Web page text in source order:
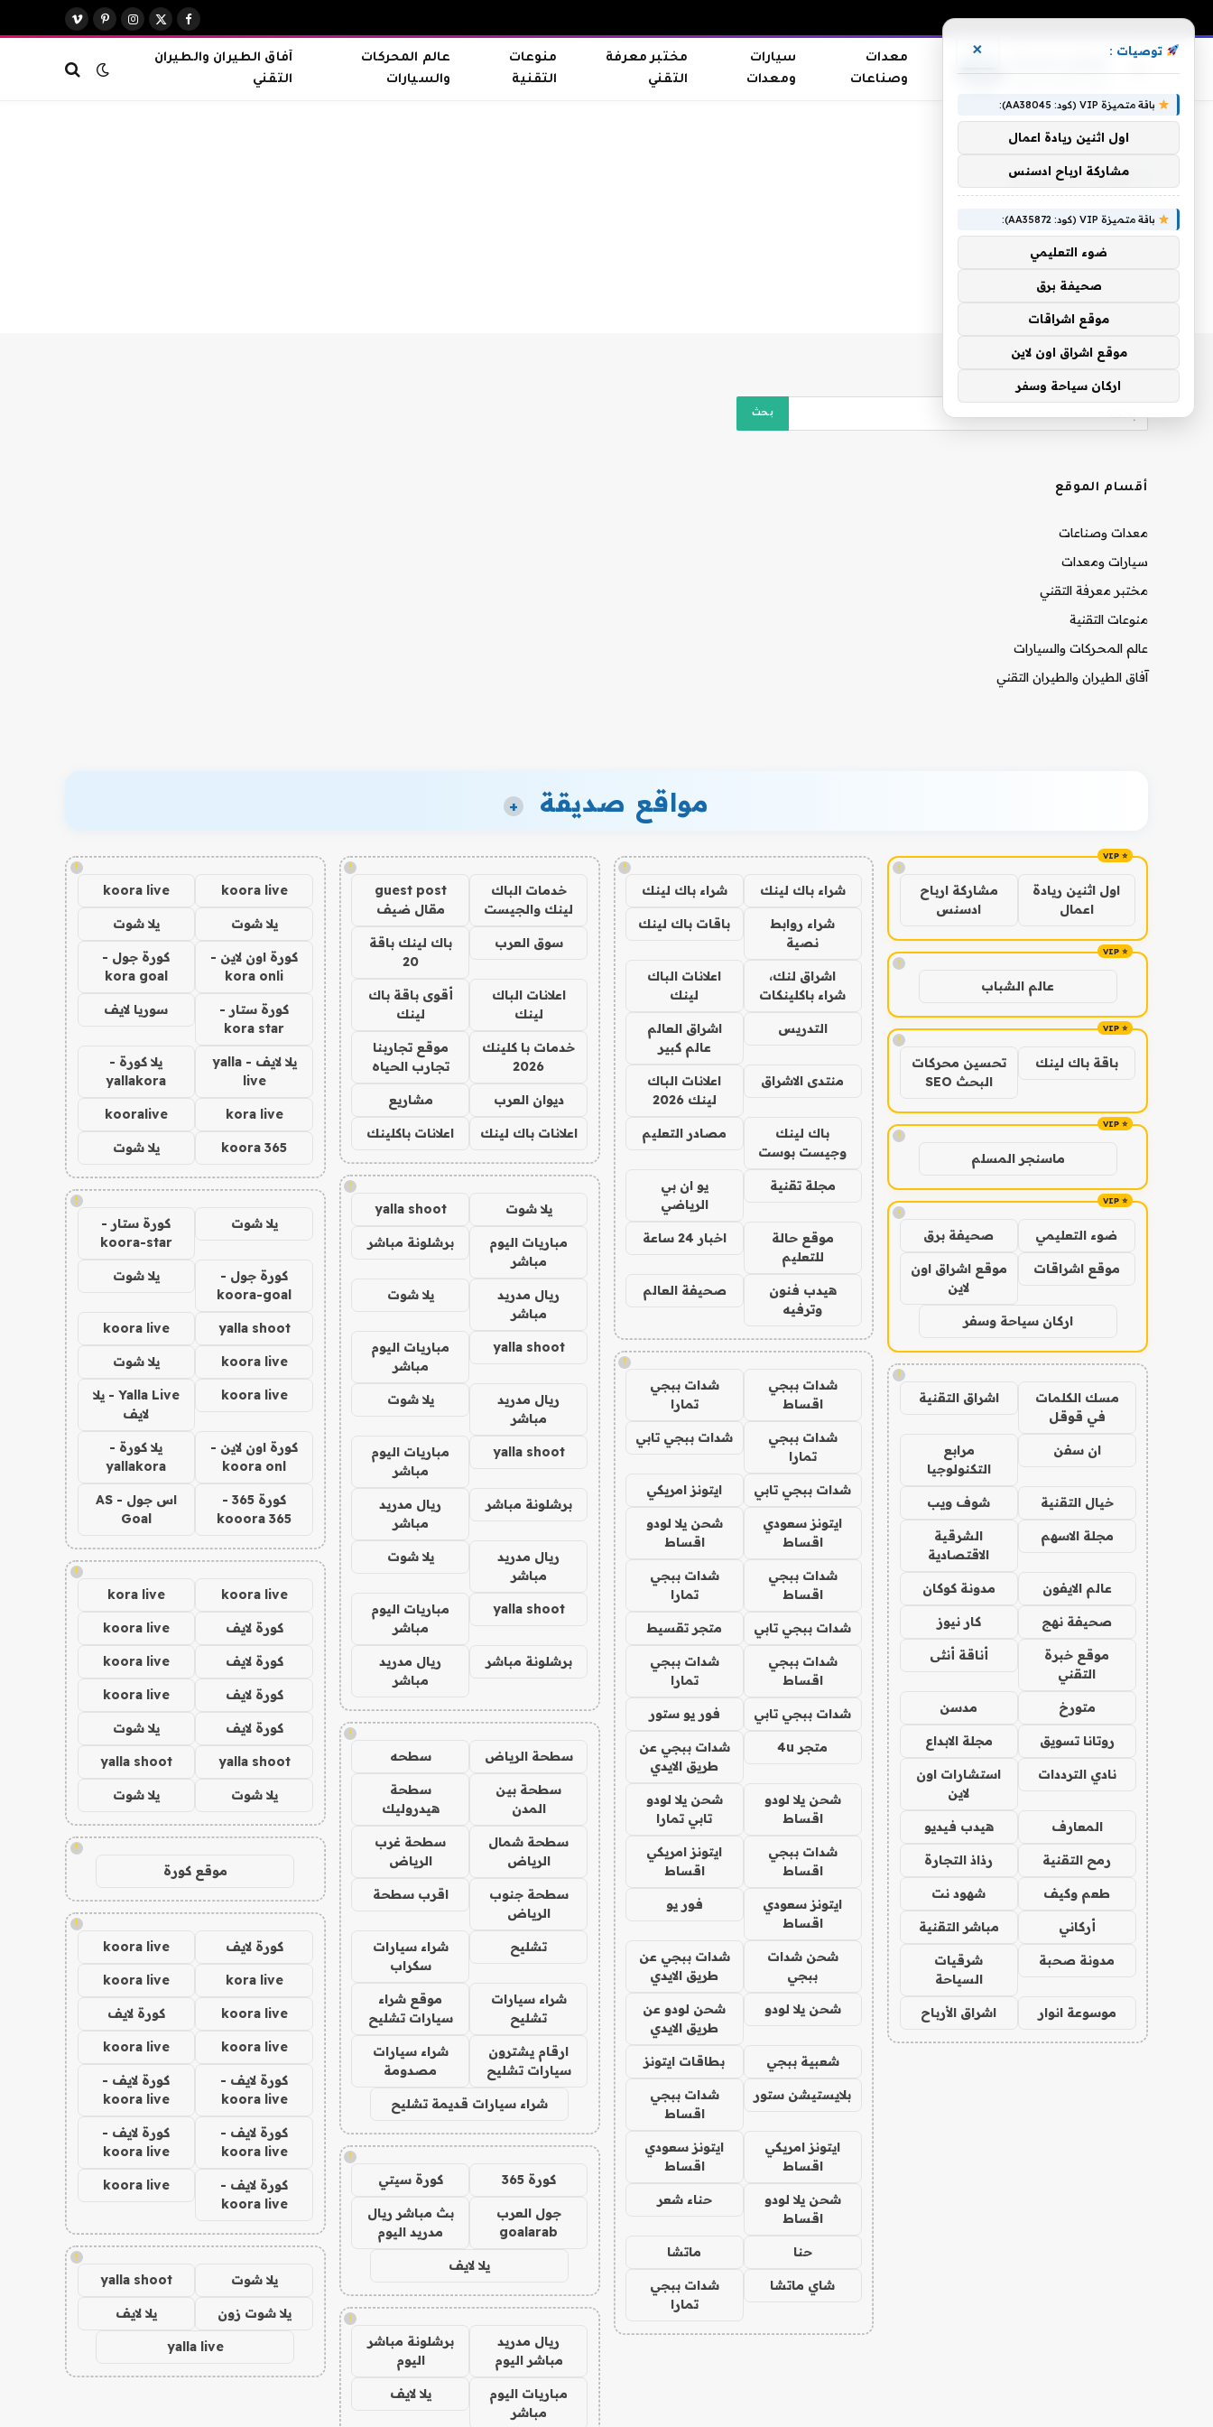
فيسبوك
X
الانستغرامبينتيريست
فيميو
معدات
وصناعات
سيارات
ومعدات
مختبر معرفة
التقني
منوعات
التقنية
عالم المحركات
والسيارات
آفاق الطيران والطيران
التقني
فوائد السمسم
أقسام الموقع
معدات وصناعات
سيارات ومعدات
مختبر معرفة التقني
منوعات التقنية
عالم المحركات والسيارات
آفاق الطيران والطيران التقني
مواقع صديقة +
!
اول اثنين ريادة
اعمال
مشاركة ارباح
ادسنس
!
عالم الشباب
!
باقة باك لينك
تحسين محركات
البحث SEO
!
ماسنجر المسلم
!
ضوء التعليمي صحيفة برق
موقع اشراقات
موقع اشراق اون
لاين
اركان سياحة وسفر
!
مسك الكلمات
في قوقل
اشراق التقنية
ان سفن
مرابع
التكنولوجيا
خيال التقنية شوف ويب
مجلة الاسهم
الشرقية
الاقتصادية
عالم الايفون مدونة كوكان
صحيفة نهج كار نيوز
موقع خبرة
التقني
أناقة أنثى
متورخ مدسن
روتانا تسويق مجلة الابداع
نادي الترددات
استشارات اون
لاين
المعارف هيدب فيديو
رمح التقنية رذاذ التجارة
طعم وكيف شهود نت
أركاني مباشر التقنية
مدونة صحبة
شرقيات
السياحة
موسوعة انوار اشراق الأرباح
!
شراء باك لينك شراء باك لينك
شراء روابط
نصية
باقات باك لينك
اشراق لنك،
شراء باكلينكات
اعلانات الباك
لينك
التدريس
اشراق العالم
عالم كبير
منتدى الاشراق
اعلانات الباك
لينك 2026
باك لينك
وجيست بوست
مصادر التعليم
مجلة تقنية
يو ان بي
الرياضي
موقع حالة
للتعليم
اخبار 24 ساعة
هيدب فنون
وترفيه
صحيفة العالم
!
شدات ببجي
اقساط
شدات ببجي
تمارا
شدات ببجي
تمارا
شدات ببجي تابي
شدات ببجي تابي ايتونز امريكي
ايتونز سعودي
اقساط
شحن يلا لودو
اقساط
شدات ببجي
اقساط
شدات ببجي
تمارا
شدات ببجي تابي متجر تقسيط
شدات ببجي
اقساط
شدات ببجي
تمارا
شدات ببجي تابي فور يو ستور
متجر 4u
شدات ببجي عن
طريق الايدي
شحن يلا لودو
اقساط
شحن يلا لودو
تابي تمارا
شدات ببجي
اقساط
ايتونز امريكي
اقساط
ايتونز سعودي
اقساط
فور يو
شحن شدات
ببجي
شدات ببجي عن
طريق الايدي
شحن يلا لودو
شحن لودو عن
طريق الايدي
شعبية ببجي بطاقات ايتونز
بلايستيشن ستور
شدات ببجي
اقساط
ايتونز امريكي
اقساط
ايتونز سعودي
اقساط
شحن يلا لودو
اقساط
حناء شعر
حنا ماتشا
شاي ماتشا
شدات ببجي
تمارا
!
خدمات الباك
لينك والجيست
guest post
مقال ضيف
سوق العرب
باك لينك باقة
20
اعلانات الباك
لينك
أقوى باقة باك
لينك
خدمات با كلينك
2026
موقع تجاربنا
تجارب الحياه
ديوان العرب مشاريع
اعلانات باك لينك اعلانات باكلينك
!
يلا شوت yalla shoot
مباريات اليوم
مباشر
برشلونة مباشر
ريال مدريد
مباشر
يلا شوت
yalla shoot
مباريات اليوم
مباشر
ريال مدريد
مباشر
يلا شوت
yalla shoot
مباريات اليوم
مباشر
برشلونة مباشر
ريال مدريد
مباشر
ريال مدريد
مباشر
يلا شوت
yalla shoot
مباريات اليوم
مباشر
برشلونة مباشر
ريال مدريد
مباشر
!
سطحة الرياض سطحه
سطحة بين
المدن
سطحة
هيدروليك
سطحة شمال
الرياض
سطحة غرب
الرياض
سطحة جنوب
الرياض
اقرب سطحة
تشليح
شراء سيارات
سكراب
شراء سيارات
تشليح
موقع شراء
سيارات تشليح
ارقام يشترون
سيارات تشليح
شراء سيارات
مصدومة
شراء سيارات قديمة تشليح
!
كورة 365 كورة سيتي
جول العرب
goalarab
بث مباشر ريال
مدريد اليوم
يلا لايف
!
ريال مدريد
مباشر اليوم
برشلونة مباشر
اليوم
مباريات اليوم
مباشر
يلا لايف
!
koora live
koora live
يلا شوت يلا شوت
كورة اون لاين -
kora onli
كورة جول -
kora goal
كورة ستار -
kora star
سوريا لايف
يلا لايف - yalla
live
يلا كورة -
yallakora
kora live
kooralive
koora 365 يلا شوت
!
يلا شوت
كورة ستار -
koora-star
كورة جول -
koora-goal
يلا شوت
yalla shoot
koora live
koora live يلا شوت
koora live
Yalla Live - يلا
لايف
كورة اون لاين -
koora onl
يلا كورة -
yallakora
كورة 365 -
kooora 365
اس جول - AS
Goal
!
koora live
kora live
كورة لايف koora live
كورة لايف koora live
كورة لايف koora live
كورة لايف يلا شوت
yalla shoot
yalla shoot
يلا شوت يلا شوت
!
موقع كورة
!
كورة لايف koora live
kora live
koora live
koora live كورة لايف
koora live
koora live
كورة لايف -
koora live
كورة لايف -
koora live
كورة لايف -
koora live
كورة لايف -
koora live
كورة لايف -
koora live
koora live
!
يلا شوت yalla shoot
يلا شوت زون يلا لايف
yalla live
توصيات : ×
باقة متميزة VIP (كود: AA38045):
اول اثنين ريادة اعمال
مشاركة ارباح ادسنس
باقة متميزة VIP (كود: AA35872):
ضوء التعليمي
صحيفة برق
موقع اشراقات
موقع اشراق اون لاين
اركان سياحة وسفر